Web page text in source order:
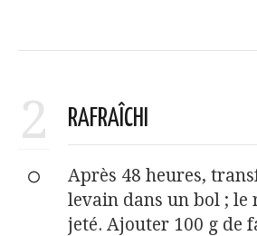
2 RAFRAÎCHI
Après 48 heures,
levain dans un bol ; le
jeté. Ajouter 100 g de